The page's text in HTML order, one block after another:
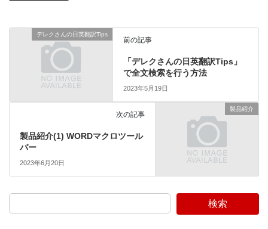
デレクさんの日英翻訳Tips
前の記事
「デレクさんの日英翻訳Tips」
で全文検索を行う方法
2023年5月19日
製品紹介
次の記事
製品紹介(1) WORDマクロツール
バー
2023年6月20日
検索